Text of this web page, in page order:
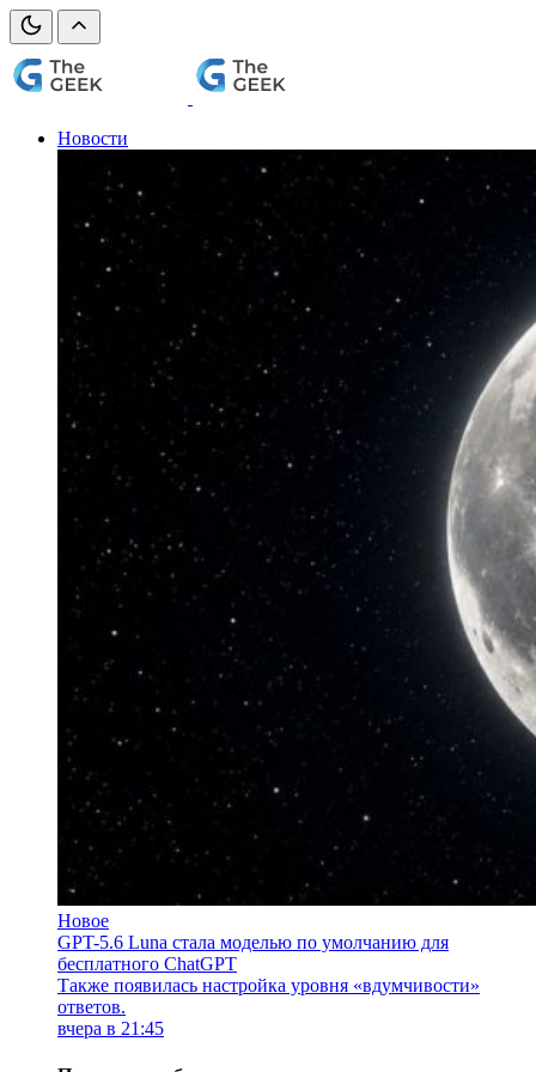
Новости
Новое
GPT-5.6 Luna стала моделью по умолчанию для
бесплатного ChatGPT
Также появилась настройка уровня «вдумчивости»
ответов.
вчера в 21:45